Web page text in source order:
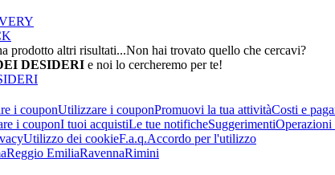
prodotto altri risultati...Non hai trovato quello che cercavi?
DESIDERI e noi lo cercheremo per te!
i couponUtilizzare i couponPromuovi la tua attivitàCosti e
i couponI tuoi acquistiLe tue notificheSuggerimentiOperazioni
Utilizzo dei cookieF.a.q.Accordo per l'utilizzo
Reggio EmiliaRavennaRimini